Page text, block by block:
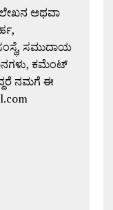
ಲೇಖನ ಅಥವಾ
ಸಮುದಾಯ
ಕಮೆಂಟ್
ನಮಗೆ ಈ